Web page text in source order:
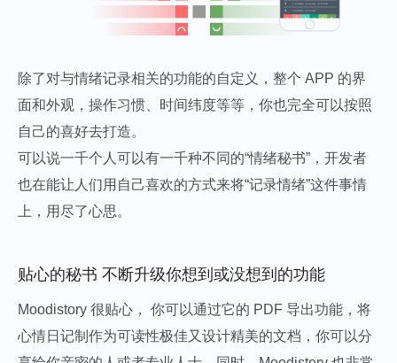
除了对与情绪记录相关的功能的自定义，整个 APP 的界
面和外观，操作习惯、时间纬度等等，你也完全可以按照
自己的喜好去打造。
可以说一千个人可以有一千种不同的“情绪秘书”，开发者
也在能让人们用自己喜欢的方式来将“记录情绪”这件事情
上，用尽了心思。
贴心的秘书 不断升级你想到或没想到的功能
Moodistory 很贴心， 你可以通过它的 PDF 导出功能，将
心情日记制作为可读性极佳又设计精美的文档，你可以分